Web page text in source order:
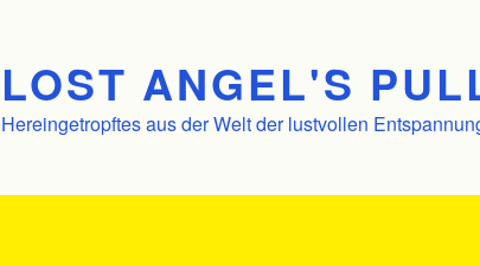
LOST ANGEL'S
Hereingetropftes aus der Welt der lustvollen